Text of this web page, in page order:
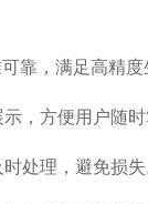
靠，满足高精度
，方便用户随时
处理，避免损失